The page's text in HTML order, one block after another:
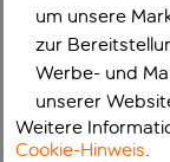
um unsere
zur
Werbe- und
unserer
Weitere
Cookie-Hinweis.